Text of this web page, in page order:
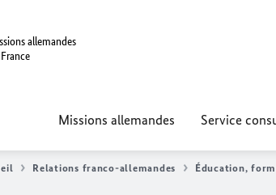
allemandes
Missions allemandes Service
Relations franco-allemandes Éducation,